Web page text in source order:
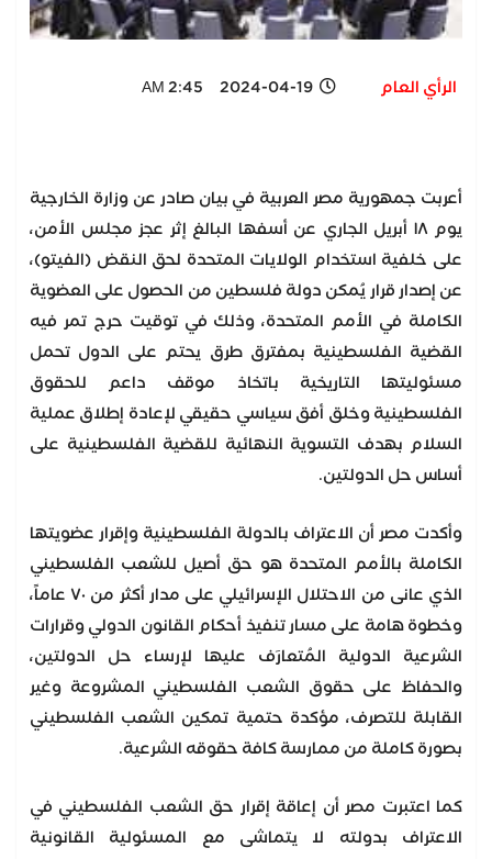
الرأي العام 2024-04-19 2:45 AM
أعربت جمهورية مصر العربية في بيان صادر عن وزارة الخارجية
يوم ١٨ أبريل الجاري عن أسفها البالغ إثر عجز مجلس الأمن،
على خلفية استخدام الولايات المتحدة لحق النقض (الفيتو)،
عن إصدار قرار يُمكن دولة فلسطين من الحصول على العضوية
الكاملة في الأمم المتحدة، وذلك في توقيت حرج تمر فيه
القضية الفلسطينية بمفترق طرق يحتم على الدول تحمل
مسئوليتها التاريخية باتخاذ موقف داعم للحقوق
الفلسطينية وخلق أفق سياسي حقيقي لإعادة إطلاق عملية
السلام بهدف التسوية النهائية للقضية الفلسطينية على
أساس حل الدولتين.
وأكدت مصر أن الاعتراف بالدولة الفلسطينية وإقرار عضويتها
الكاملة بالأمم المتحدة هو حق أصيل للشعب الفلسطيني
الذي عانى من الاحتلال الإسرائيلي على مدار أكثر من ٧٠ عاماً،
وخطوة هامة على مسار تنفيذ أحكام القانون الدولي وقرارات
الشرعية الدولية المُتعارَف عليها لإرساء حل الدولتين،
والحفاظ على حقوق الشعب الفلسطيني المشروعة وغير
القابلة للتصرف، مؤكدة حتمية تمكين الشعب الفلسطيني
بصورة كاملة من ممارسة كافة حقوقه الشرعية.
كما اعتبرت مصر أن إعاقة إقرار حق الشعب الفلسطيني في
الاعتراف بدولته لا يتماشى مع المسئولية القانونية